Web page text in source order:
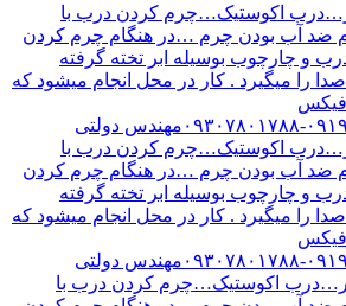
اکوستیک…چرم کردن درب با
ضد آب بودن چرم …در هنگام چرم کردن
و چارچوب بوسیله ابر تخته گرفته
را میگیرد . کار در محل انجام میشود که
فیکس
اکوستیک…چرم کردن درب با
ضد آب بودن چرم …در هنگام چرم کردن
و چارچوب بوسیله ابر تخته گرفته
را میگیرد . کار در محل انجام میشود که
فیکس
اکوستیک…چرم کردن درب با